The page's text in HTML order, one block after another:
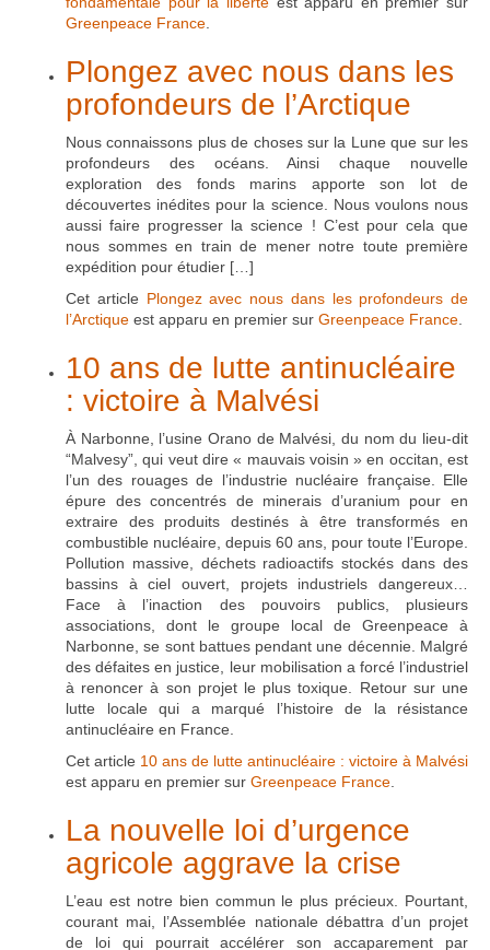
Greenpeace France
Plongez avec nous dans les
profondeurs de l’Arctique
Nous connaissons plus de choses sur la Lune que sur les
profondeurs des océans. Ainsi chaque nouvelle
exploration des fonds marins apporte son lot de
découvertes inédites pour la science. Nous voulons nous
aussi faire progresser la science ! C’est pour cela que
nous sommes en train de mener notre toute première
expédition pour étudier […]
Cet article Plongez avec nous dans les profondeurs de
l’Arctique est apparu en premier sur Greenpeace France
10 ans de lutte antinucléaire
: victoire à Malvési
À Narbonne, l’usine Orano de Malvési, du nom du lieu-dit
“Malvesy”, qui veut dire « mauvais voisin » en occitan, est
l’un des rouages de l’industrie nucléaire française. Elle
épure des concentrés de minerais d’uranium pour en
extraire des produits destinés à être transformés en
combustible nucléaire, depuis 60 ans, pour toute l’Europe.
Pollution massive, déchets radioactifs stockés dans des
bassins à ciel ouvert, projets industriels dangereux…
Face à l’inaction des pouvoirs publics, plusieurs
associations, dont le groupe local de Greenpeace à
Narbonne, se sont battues pendant une décennie. Malgré
des défaites en justice, leur mobilisation a forcé l’industriel
à renoncer à son projet le plus toxique. Retour sur une
lutte locale qui a marqué l’histoire de la résistance
antinucléaire en France.
Cet article 10 ans de lutte antinucléaire : victoire à Malvési
est apparu en premier sur Greenpeace France
La nouvelle loi d’urgence
agricole aggrave la crise
L’eau est notre bien commun le plus précieux. Pourtant,
courant mai, l’Assemblée nationale débattra d’un projet
de loi qui pourrait accélérer son accaparement par